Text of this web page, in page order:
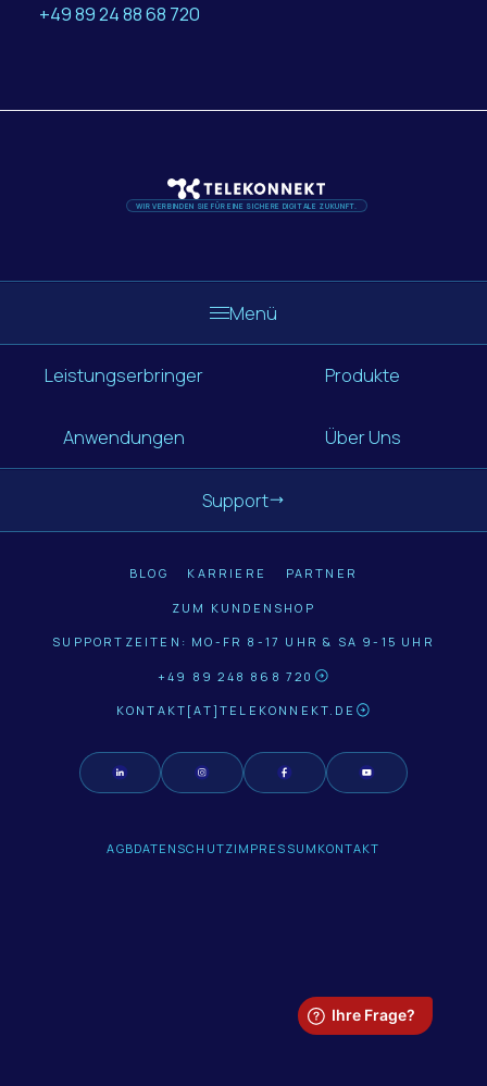
+49 89 24 88 68 720
WIR VERBINDEN SIE FÜR EINE SICHERE DIGITALE ZUKUNFT.
Menü
Leistungserbringer Produkte
Anwendungen Über Uns
Support
BLOG KARRIERE PARTNER
ZUM KUNDENSHOP
SUPPORTZEITEN: MO-FR 8-17 UHR & SA 9-15 UHR
+49 89 248 868 720
KONTAKT[AT]TELEKONNEKT.DE
AGBDATENSCHUTZIMPRESSUM KONTAKT